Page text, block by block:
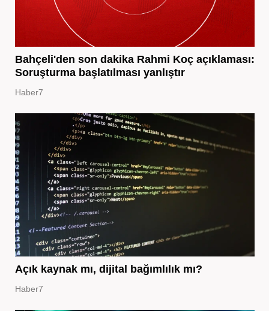
Bahçeli'den son dakika Rahmi Koç açıklaması:
Soruşturma başlatılması yanlıştır
Haber7
Açık kaynak mı, dijital bağımlılık mı?
Haber7